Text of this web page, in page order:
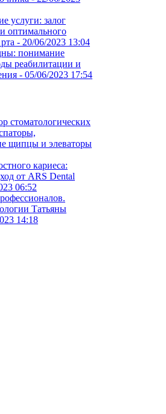
услуги: залог
оптимального
- 20/06/2023 13:04
понимание
реабилитации и
- 05/06/2023 17:54
стоматологических
щипцы и элеваторы
кариеса:
от ARS Dental
06:52
Татьяны
14:18